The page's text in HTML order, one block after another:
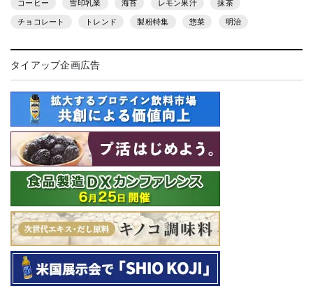
コーヒー 雪印乳業 海苔 レモン果汁 抹茶
チョコレート トレンド 製粉特集 惣菜 明治
タイアップ企画広告